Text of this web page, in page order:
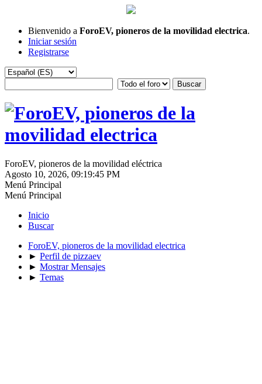
Bienvenido a ForoEV, pioneros de la movilidad electrica.
Iniciar sesión
Registrarse
ForoEV, pioneros de la movilidad eléctrica
Agosto 10, 2026, 09:19:45 PM
Menú Principal
Menú Principal
Inicio
Buscar
ForoEV, pioneros de la movilidad electrica
► Perfil de pizzaev
► Mostrar Mensajes
► Temas